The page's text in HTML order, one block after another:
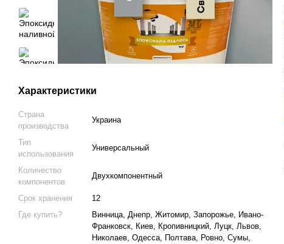
Характеристики
Страна
производства
Украина
Тип
использования
Универсальный
Количество
компонентов
Двухкомпонентный
Срок хранения
12
Где купить?
Винница, Днепр, Житомир, Запорожье, Ивано-
Франковск, Киев, Кропивницкий, Луцк, Львов,
Николаев, Одесса, Полтава, Ровно, Сумы,